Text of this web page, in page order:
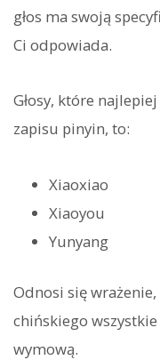
głos ma swoją
Ci odpowiada.
Głosy, które
zapisu pinyin, to:
Xiaoxiao
Xiaoyou
Yunyang
Odnosi się
chińskiego
wymową.